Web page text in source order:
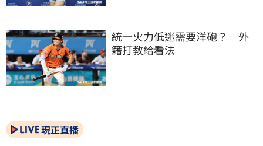
統一火力低迷需要洋砲？　外
籍打教給看法
現正直播